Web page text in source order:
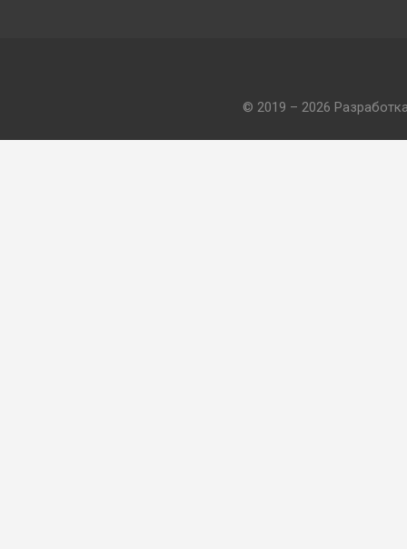
© 2019 – 2026